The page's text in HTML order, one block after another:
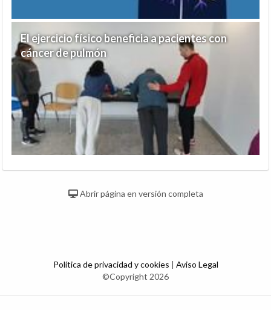
El ejercicio físico beneficia a pacientes con
cáncer de pulmón
Abrir página en versión completa
Política de privacidad y cookies | Aviso Legal
©Copyright 2026